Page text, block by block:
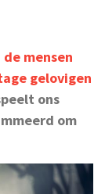
mensen
gelovigen
ons
om